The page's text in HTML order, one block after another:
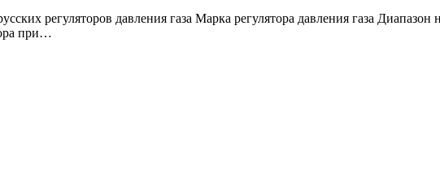
регуляторов давления газа Марка регулятора давления газа Диапазон
при…